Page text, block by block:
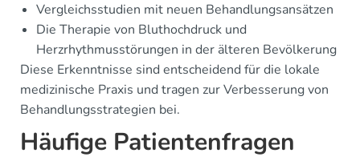
Vergleichsstudien mit neuen Behandlungsansätzen
Die Therapie von Bluthochdruck und
Herzrhythmusstörungen in der älteren Bevölkerung
Diese Erkenntnisse sind entscheidend für die lokale
medizinische Praxis und tragen zur Verbesserung von
Behandlungsstrategien bei.
Häufige Patientenfragen